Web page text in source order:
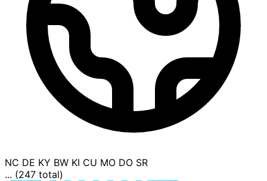
NC DE KY BW KI CU MO DO SR
... (247 total)